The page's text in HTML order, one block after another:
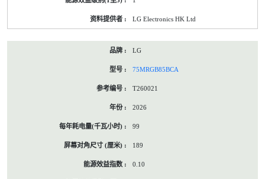
LG Electronics HK Ltd
LG
75MRGB85BCA
T260021
2026
99
189
0.10